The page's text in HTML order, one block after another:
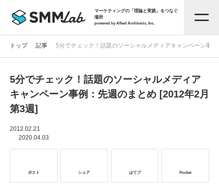
マーケティングの「理論と実践」をつなぐ
場所
powered by Allied Architects, Inc.
記事一覧
お役立ち資料
トップ 記事 5分でチェック！話題のソーシャルメディアキャンペーン事
5分でチェック！話題のソーシャルメディア
キャンペーン事例：先週のまとめ [2012年2月
第3週]
2012.02.21
2020.04.03
ポスト シェア はてブ Pocket